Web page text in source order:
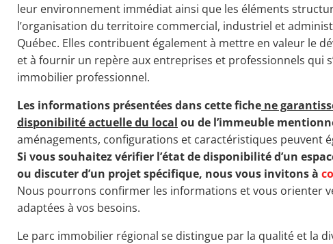
leur environnement immédiat ainsi que les éléments
l’organisation du territoire commercial, industriel et
Québec. Elles contribuent également à mettre en valeur le
et à fournir un repère aux entreprises et professionnels qui
immobilier professionnel.
Les informations présentées dans cette fiche ne
disponibilité actuelle du local ou de l’immeuble
aménagements, configurations et caractéristiques peuvent
Si vous souhaitez vérifier l’état de disponibilité d’un
ou discuter d’un projet spécifique, nous vous invitons à
Nous pourrons confirmer les informations et vous orienter
adaptées à vos besoins.
Le parc immobilier régional se distingue par la qualité et la